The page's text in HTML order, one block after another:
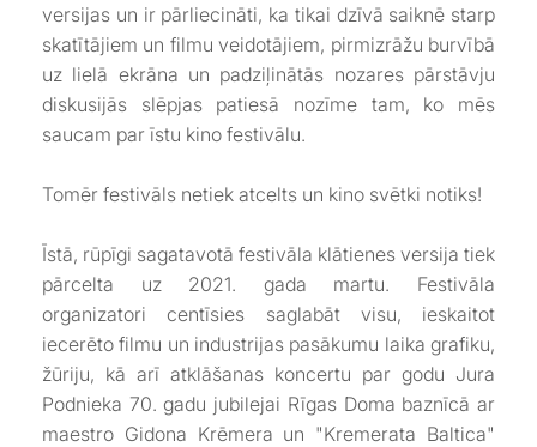
versijas un ir pārliecināti, ka tikai dzīvā saiknē starp
skatītājiem un filmu veidotājiem, pirmizrāžu burvībā
uz lielā ekrāna un padziļinātās nozares pārstāvju
diskusijās slēpjas patiesā nozīme tam, ko mēs
saucam par īstu kino festivālu.
Tomēr festivāls netiek atcelts un kino svētki notiks!
Īstā, rūpīgi sagatavotā festivāla klātienes versija tiek
pārcelta uz 2021. gada martu. Festivāla
organizatori centīsies saglabāt visu, ieskaitot
iecerēto filmu un industrijas pasākumu laika grafiku,
žūriju, kā arī atklāšanas koncertu par godu Jura
Podnieka 70. gadu jubilejai Rīgas Doma baznīcā ar
maestro Gidona Krēmera un "Kremerata Baltica"